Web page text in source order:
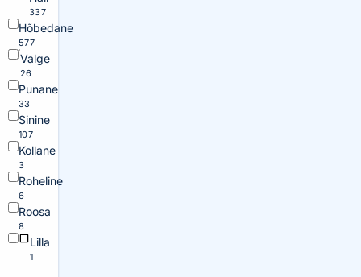
337
Hõbedane
577
Valge
26
Punane
33
Sinine
107
Kollane
3
Roheline
6
Roosa
8
Lilla
1